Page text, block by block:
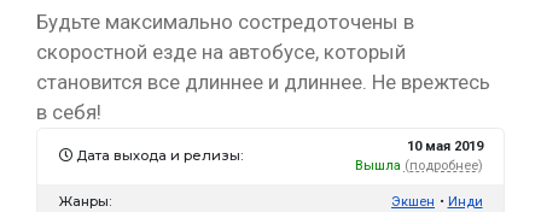
Будьте максимально состредоточены в
скоростной езде на автобусе, который
становится все длиннее и длиннее. Не врежтесь
в себя!
Дата выхода и релизы:
10 мая 2019
Вышла (подробнее)
Жанры: Экшен Инди